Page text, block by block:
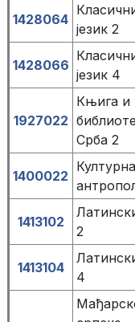
1428064
језик 2
1428066
језик 4
1927022
Књига и
Срба 2
1400022
Културна
1413102
2
1413104
4